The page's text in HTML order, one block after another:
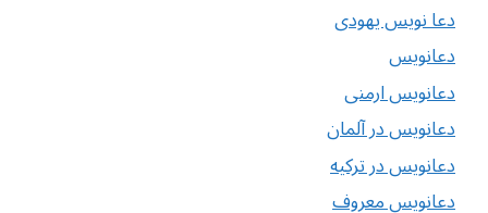
دعا نویس یهودی
دعانویس
دعانویس ارمنی
دعانویس در آلمان
دعانویس در ترکیه
دعانویس معروف